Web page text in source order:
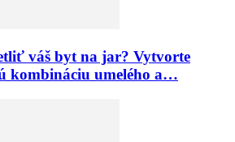
váš byt na jar? Vytvorte
kombináciu umelého a…